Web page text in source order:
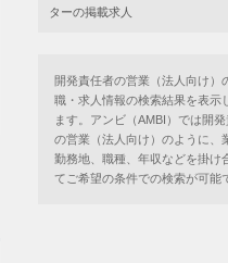
ターの掲載求人
開発責任者の営業（法人向け）
職・求人情報の検索結果を表示
ます。アンビ（AMBI）では開
の営業（法人向け）のように、
勤務地、職種、年収などを掛け
てご希望の条件での検索が可能